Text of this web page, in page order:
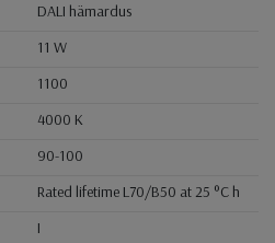
DALI hämardus
11 W
1100
4000 K
90-100
Rated lifetime L70/B50 at 25 °C h
I